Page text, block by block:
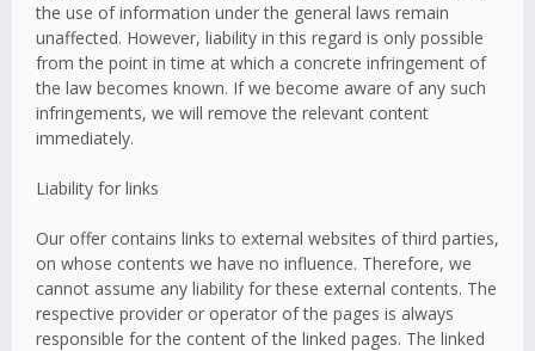
the use of information under the general laws remain
unaffected. However, liability in this regard is only possible
from the point in time at which a concrete infringement of
the law becomes known. If we become aware of any such
infringements, we will remove the relevant content
immediately.
Liability for links
Our offer contains links to external websites of third parties,
on whose contents we have no influence. Therefore, we
cannot assume any liability for these external contents. The
respective provider or operator of the pages is always
responsible for the content of the linked pages. The linked